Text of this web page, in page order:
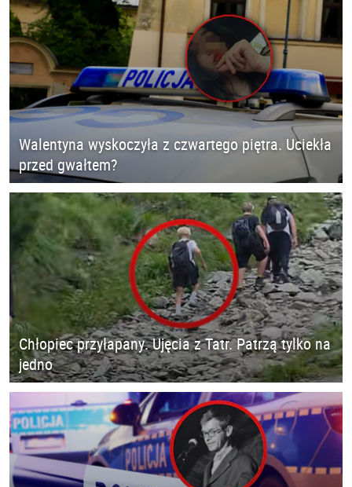
Walentyna wyskoczyła z czwartego piętra. Uciekła
przed gwałtem?
Chłopiec przyłapany. Ujęcia z Tatr. Patrzą tylko na
jedno